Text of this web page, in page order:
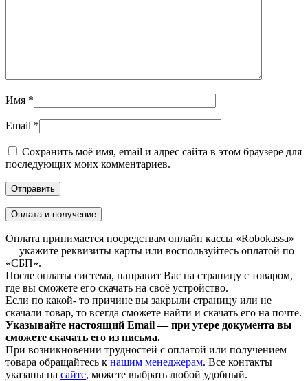
Имя *
Email *
Сохранить моё имя, email и адрес сайта в этом браузере для
последующих моих комментариев.
Оплата и получение
Оплата принимается посредствам онлайн кассы «Robokassa»
— укажите реквизиты карты или воспользуйтесь оплатой по
«СБП».
После оплаты система, направит Вас на страницу с товаром,
где вы сможете его скачать на своё устройство.
Если по какой- то причине вы закрыли страницу или не
скачали товар, то всегда сможете найти и скачать его на почте.
Указывайте настоящий Email — при утере документа вы
сможете скачать его из письма.
При возникновении трудностей с оплатой или получением
товара обращайтесь к нашим менеджерам. Все контакты
указаны на сайте, можете выбрать любой удобный.